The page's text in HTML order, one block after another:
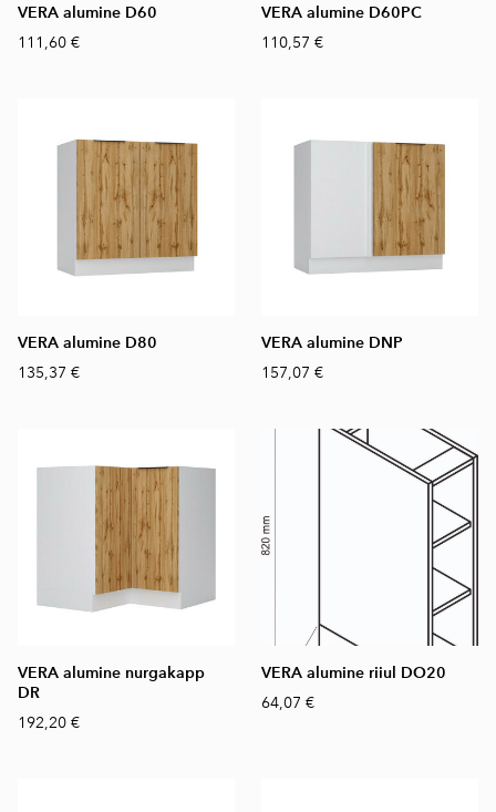
VERA alumine D60
111,60 €
VERA alumine D60PC
110,57 €
VERA alumine D80
135,37 €
VERA alumine DNP
157,07 €
VERA alumine nurgakapp
DR
192,20 €
VERA alumine riiul DO20
64,07 €